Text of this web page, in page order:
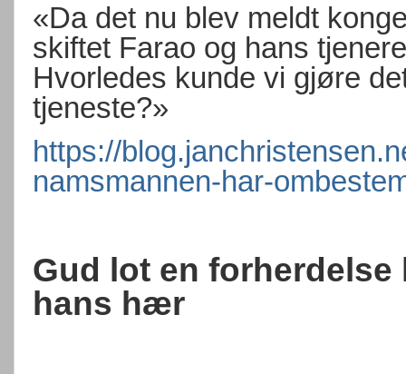
«Da det nu blev meldt
skiftet Farao og hans
Hvorledes kunde vi gjøre
tjeneste?»
https://
namsmannen-har-
Gud lot en forherdelse
hans hær